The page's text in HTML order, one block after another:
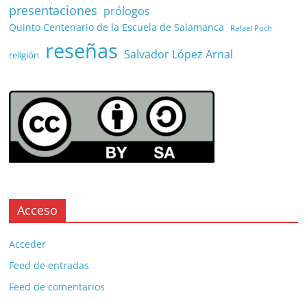
presentaciones prólogos
Quinto Centenario de la Escuela de Salamanca Rafael Poch
religión reseñas Salvador López Arnal
Acceso
Acceder
Feed de entradas
Feed de comentarios